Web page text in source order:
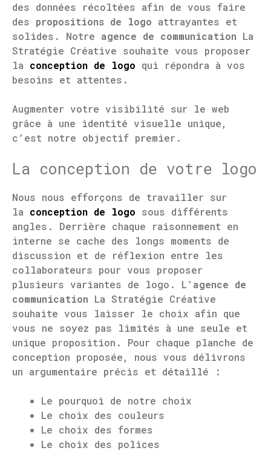
des données récoltées afin de vous faire
des propositions de logo attrayantes et
solides. Notre agence de communication La
Stratégie Créative souhaite vous proposer
la conception de logo qui répondra à vos
besoins et attentes.
Augmenter votre visibilité sur le web
grâce à une identité visuelle unique,
c’est notre objectif premier.
La conception de votre logo
Nous nous efforçons de travailler sur
la conception de logo sous différents
angles. Derrière chaque raisonnement en
interne se cache des longs moments de
discussion et de réflexion entre les
collaborateurs pour vous proposer
plusieurs variantes de logo. L’ agence de
communication La Stratégie Créative
souhaite vous laisser le choix afin que
vous ne soyez pas limités à une seule et
unique proposition. Pour chaque planche de
conception proposée, nous vous délivrons
un argumentaire précis et détaillé :
Le pourquoi de notre choix
Le choix des couleurs
Le choix des formes
Le choix des polices